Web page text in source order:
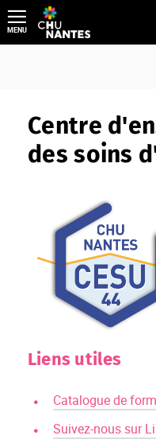
Aller
au
contenu
MENU
Centre
des soins
Liens utiles
Catalogue de
Suivez-nous sur